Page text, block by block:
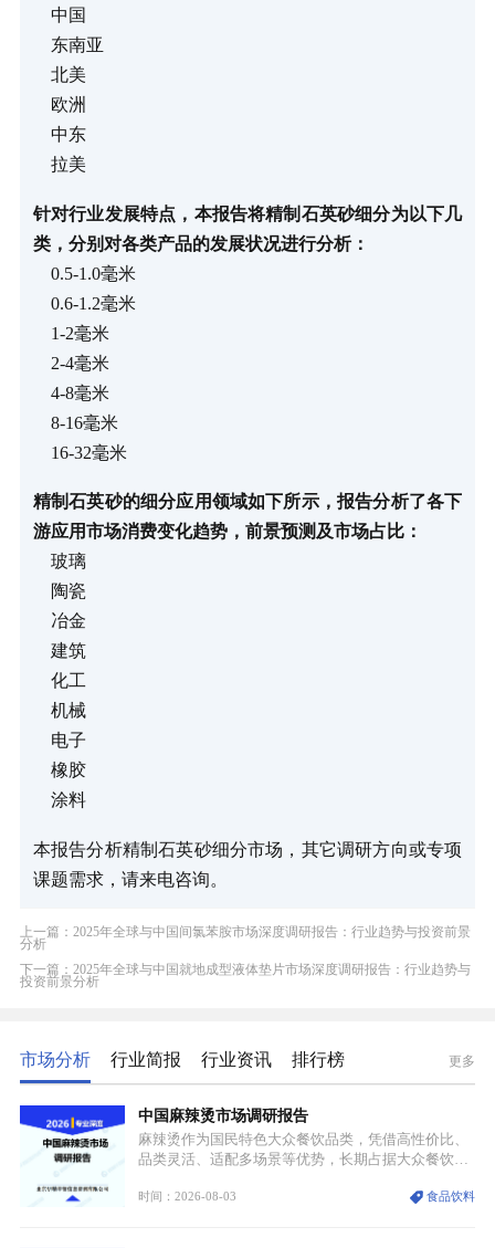
中国
东南亚
北美
欧洲
中东
拉美
针对行业发展特点，本报告将精制石英砂细分为以下几
类，分别对各类产品的发展状况进行分析：
0.5-1.0毫米
0.6-1.2毫米
1-2毫米
2-4毫米
4-8毫米
8-16毫米
16-32毫米
精制石英砂的细分应用领域如下所示，报告分析了各下
游应用市场消费变化趋势，前景预测及市场占比：
玻璃
陶瓷
冶金
建筑
化工
机械
电子
橡胶
涂料
本报告分析精制石英砂细分市场，其它调研方向或专项
课题需求，请来电咨询。
上一篇：2025年全球与中国间氯苯胺市场深度调研报告：行业趋势与投资前景
分析
下一篇：2025年全球与中国就地成型液体垫片市场深度调研报告：行业趋势与
投资前景分析
市场分析 行业简报 行业资讯 排行榜 更多
中国麻辣烫市场调研报告
麻辣烫作为国民特色大众餐饮品类，凭借高性价比、
品类灵活、适配多场景等优势，长期占据大众餐饮重
型，叠加消费需求升级、线上流量变革、新零售业态
时间：2026-08-03 食品饮料